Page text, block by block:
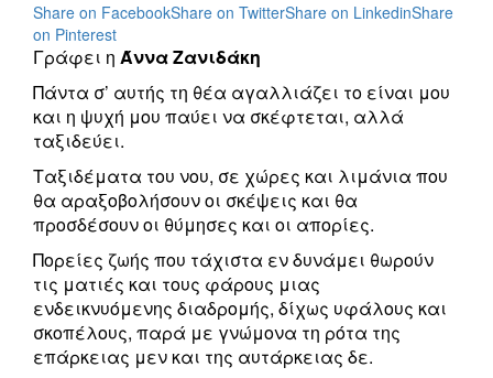
Share on FacebookShare on TwitterShare on LinkedinShare
on Pinterest
Γράφει η Άννα Ζανιδάκη
Πάντα σ’ αυτής τη θέα αγαλλιάζει το είναι μου
και η ψυχή μου παύει να σκέφτεται, αλλά
ταξιδεύει.
Ταξιδέματα του νου, σε χώρες και λιμάνια που
θα αραξοβολήσουν οι σκέψεις και θα
προσδέσουν οι θύμησες και οι απορίες.
Πορείες ζωής που τάχιστα εν δυνάμει θωρούν
τις ματιές και τους φάρους μιας
ενδεικνυόμενης διαδρομής, δίχως υφάλους και
σκοπέλους, παρά με γνώμονα τη ρότα της
επάρκειας μεν και της αυτάρκειας δε.